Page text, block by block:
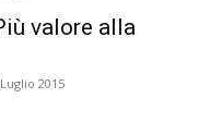
valore alla
2015